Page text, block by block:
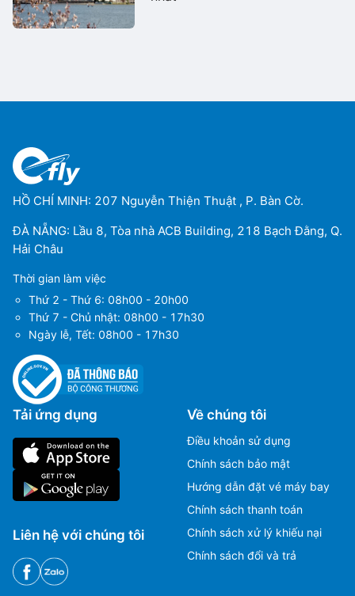
HỒ CHÍ MINH: 207 Nguyễn Thiện Thuật , P. Bàn Cờ.
ĐÀ NẴNG: Lầu 8, Tòa nhà ACB Building, 218 Bạch Đằng, Q.
Hải Châu
Thời gian làm việc
Thứ 2 - Thứ 6: 08h00 - 20h00
Thứ 7 - Chủ nhật: 08h00 - 17h30
Ngày lễ, Tết: 08h00 - 17h30
Tải ứng dụng
Liên hệ với chúng tôi
Về chúng tôi
Điều khoản sử dụng
Chính sách bảo mật
Hướng dẫn đặt vé máy bay
Chính sách thanh toán
Chính sách xử lý khiếu nại
Chính sách đổi và trả